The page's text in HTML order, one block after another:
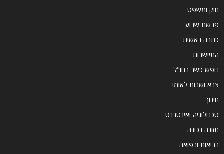
חוק ומשפט
פרשת שבוע
כתבה ראשית
התיישבות
נופש כשר בחו"ל
צבא ושרות לאומי
חינוך
טכנולוגיה ואינטרנט
תזונה נכונה
בריאות ורפואה